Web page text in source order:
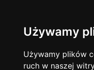
Używamy
Używamy plików
ruch w naszej